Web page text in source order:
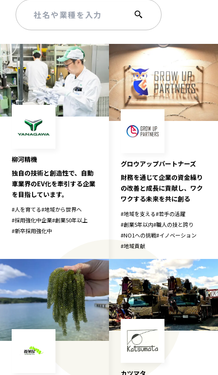
柳河精機
独自の技術と創造性で、自動
車業界のEV化を牽引する企業
を目指しています。
#人を育てる#地域から世界へ
#採用強化中企業#創業50年以上
#新卒採用強化中
グロウアップパートナーズ
財務を通じて企業の資金繰り
の改善と成長に貢献し、ワク
ワクする未来を共に創る
#地域を支える#若手の活躍
#創業5年以内#職人の技と誇り
#NO1への挑戦#イノベーション
#地域貢献